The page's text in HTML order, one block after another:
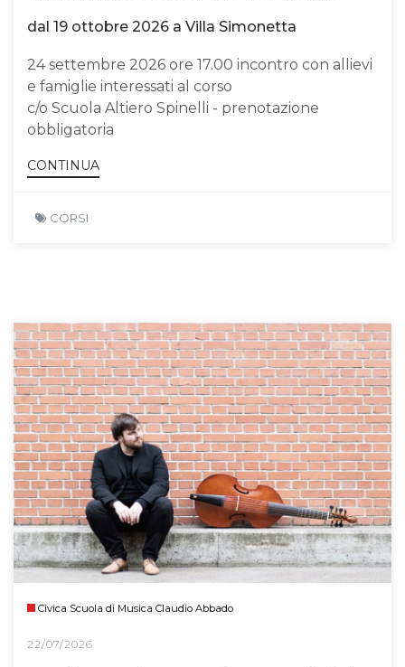
dal 19 ottobre 2026 a Villa Simonetta
24 settembre 2026 ore 17.00 incontro con allievi
e famiglie interessati al corso
c/o Scuola Altiero Spinelli - prenotazione
obbligatoria
CONTINUA
CORSI
Civica Scuola di Musica Claudio Abbado
22/07/2026